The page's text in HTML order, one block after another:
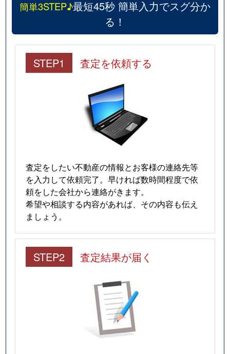
簡単3STEP♪最短45秒 簡単入力でスグ分か
る！
STEP1 査定を依頼する
査定をしたい不動産の情報とお客様の連絡先等
を入力して依頼完了。早ければ数時間程度で依
頼をした会社から連絡がきます。
希望や相談する内容があれば、その内容も伝え
ましょう。
STEP2 査定結果が届く